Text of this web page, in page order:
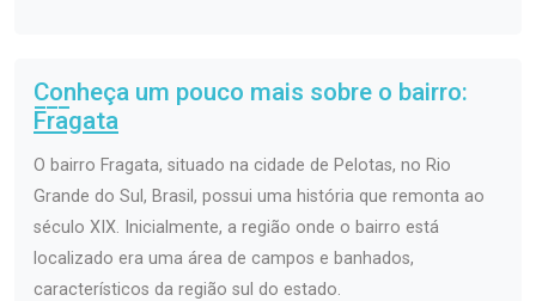
Conheça um pouco mais sobre o bairro:
Fragata
O bairro Fragata, situado na cidade de Pelotas, no Rio
Grande do Sul, Brasil, possui uma história que remonta ao
século XIX. Inicialmente, a região onde o bairro está
localizado era uma área de campos e banhados,
característicos da região sul do estado.